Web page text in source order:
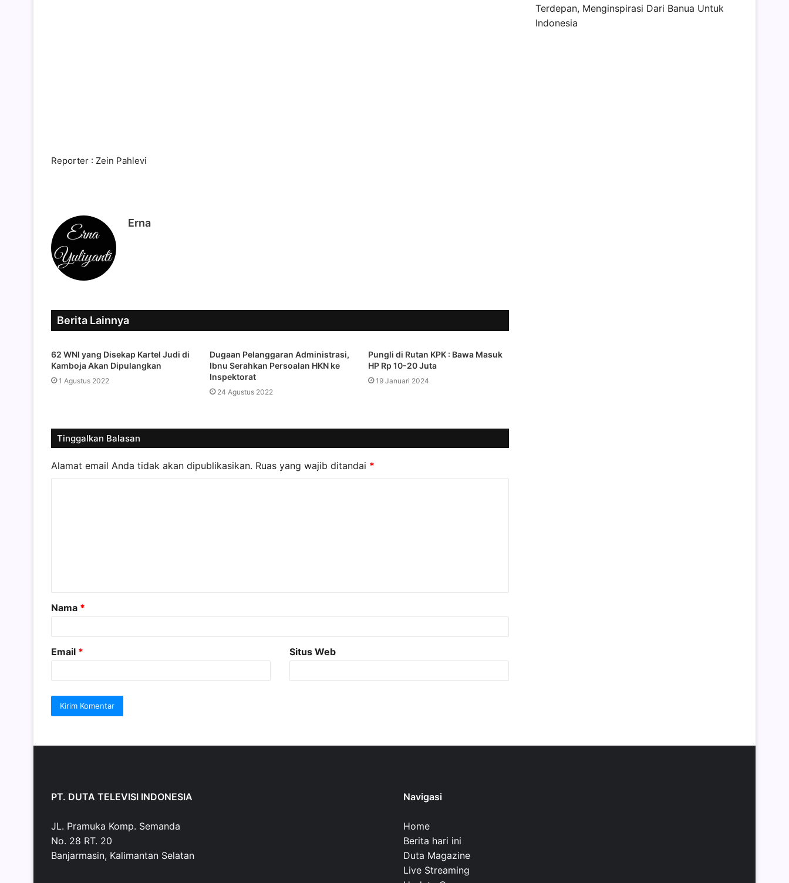
Reporter : Zein Pahlevi
Erna
Berita Lainnya
62 WNI yang Disekap Kartel Judi di
Kamboja Akan Dipulangkan
1 Agustus 2022
Dugaan Pelanggaran Administrasi,
Ibnu Serahkan Persoalan HKN ke
Inspektorat
24 Agustus 2022
Pungli di Rutan KPK : Bawa Masuk
HP Rp 10-20 Juta
19 Januari 2024
Tinggalkan Balasan
Alamat email Anda tidak akan dipublikasikan. Ruas yang wajib ditandai *
a
r
Nama *
Email * Situs Web
Terdepan, Menginspirasi Dari Banua Untuk
Indonesia
PT. DUTA TELEVISI INDONESIA
JL. Pramuka Komp. Semanda
No. 28 RT. 20
Banjarmasin, Kalimantan Selatan
Navigasi
Home
Berita hari ini
Duta Magazine
Live Streaming